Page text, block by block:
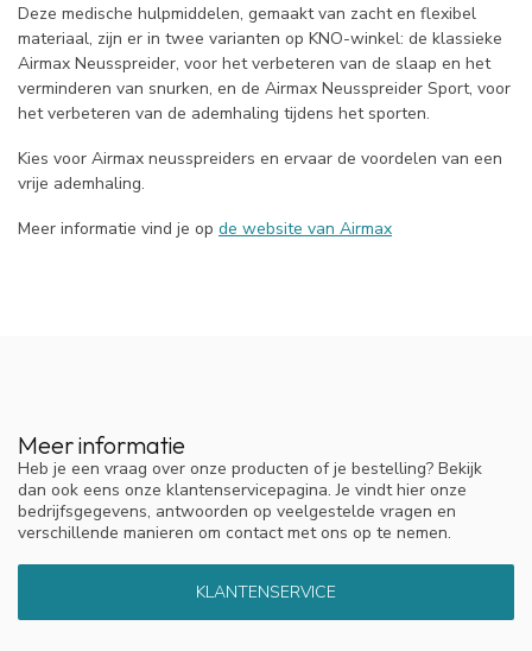
Deze medische hulpmiddelen, gemaakt van zacht en flexibel
materiaal, zijn er in twee varianten op KNO-winkel: de klassieke
Airmax Neusspreider, voor het verbeteren van de slaap en het
verminderen van snurken, en de Airmax Neusspreider Sport, voor
het verbeteren van de ademhaling tijdens het sporten.
Kies voor Airmax neusspreiders en ervaar de voordelen van een
vrije ademhaling.
Meer informatie vind je op de website van Airmax
Meer informatie
Heb je een vraag over onze producten of je bestelling? Bekijk
dan ook eens onze klantenservicepagina. Je vindt hier onze
bedrijfsgegevens, antwoorden op veelgestelde vragen en
verschillende manieren om contact met ons op te nemen.
KLANTENSERVICE